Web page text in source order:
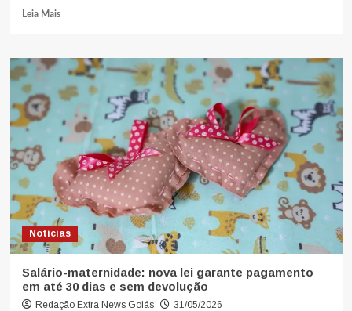
Leia Mais
Notícias
Salário-maternidade: nova lei garante pagamento
em até 30 dias e sem devolução
Redação Extra News Goiás
31/05/2026